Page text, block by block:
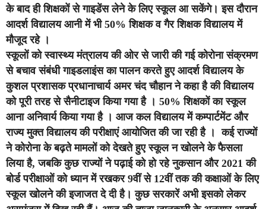
के बाद ही शिक्षकों से गाइडेंस लेने के लिए स्कूल आ सकेंगे। इस दौरान
आदर्श विद्यालय आनी में भी 50% शिक्षक व गैर शिक्षक विद्यालय में
मौजूद रहे ।
स्कूलों को स्वास्थ्य मंत्रालय की ओर से जारी की गई कोरोना संक्रमण
से बचाव संबंधी गाइडलाइंस का पालन करते हुए आदर्श विद्यालय के
कुशल प्रशासक प्रधानाचार्य अमर चंद चौहान ने कहा है की विद्यालय
को पूरी तरह से सैनीटाइज किया गया है । 50% शिक्षकों का स्कूल
आना अनिवार्य किया गया है । आज कल विद्यालय में कम्पार्टमेंट और
राज्य मुक्त विद्यालय की परीक्षाएं आयोजित की जा रही है । कई राज्यों
ने कोरोना के बढ़ते मामलों को देखते हुए स्कूल न खोलने के फैसला
लिया है, जबकि कुछ राज्यों ने पढ़ाई को हो रहे नुकसान और 2021 की
बोर्ड परीक्षाओं को ध्यान में रखकर 9वीं से 12वीं तक की कक्षाओं के लिए
स्कूल खोलने की इजाजत दे दी है। कुछ सरकारें अभी इसको लेकर